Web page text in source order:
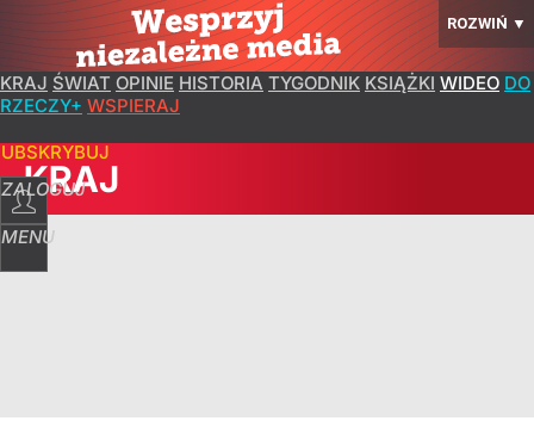
ROZWIŃ ▼
KRAJ ŚWIAT OPINIE HISTORIA TYGODNIK KSIĄŻKI WIDEO DO
RZECZY+ WSPIERAJ
ZALOGUJ
MENU
KRAJ